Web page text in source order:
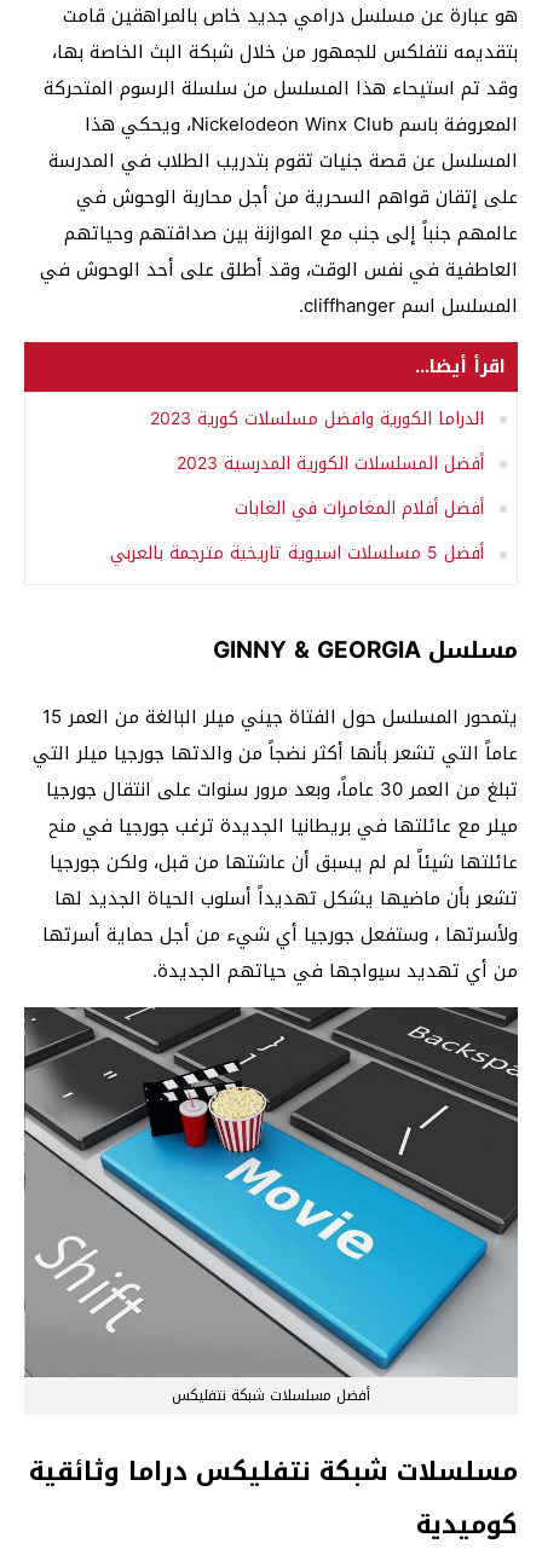
هو عبارة عن مسلسل درامي جديد خاص بالمراهقين قامت
بتقديمه نتفلكس للجمهور من خلال شبكة البث الخاصة بها،
وقد تم استيحاء هذا المسلسل من سلسلة الرسوم المتحركة
المعروفة باسم Nickelodeon Winx Club، ويحكي هذا
المسلسل عن قصة جنيات تقوم بتدريب الطلاب في المدرسة
على إتقان قواهم السحرية من أجل محاربة الوحوش في
عالمهم جنباً إلى جنب مع الموازنة بين صداقتهم وحياتهم
العاطفية في نفس الوقت، وقد أطلق على أحد الوحوش في
المسلسل اسم cliffhanger.
اقرأ أيضا...
الدراما الكورية وافضل مسلسلات كورية 2023
أفضل المسلسلات الكورية المدرسية 2023
أفضل أفلام المغامرات في الغابات
أفضل 5 مسلسلات اسيوية تاريخية مترجمة بالعربي
مسلسل GINNY & GEORGIA
يتمحور المسلسل حول الفتاة جيني ميلر البالغة من العمر 15
عاماً التي تشعر بأنها أكثر نضجاً من والدتها جورجيا ميلر التي
تبلغ من العمر 30 عاماً، وبعد مرور سنوات على انتقال جورجيا
ميلر مع عائلتها في بريطانيا الجديدة ترغب جورجيا في منح
عائلتها شيئاً لم لم يسبق أن عاشتها من قبل، ولكن جورجيا
تشعر بأن ماضيها يشكل تهديداً أسلوب الحياة الجديد لها
ولأسرتها ، وستفعل جورجيا أي شيء من أجل حماية أسرتها
من أي تهديد سيواجها في حياتهم الجديدة.
أفضل مسلسلات شبكة نتفليكس
مسلسلات شبكة نتفليكس دراما وثائقية
كوميدية